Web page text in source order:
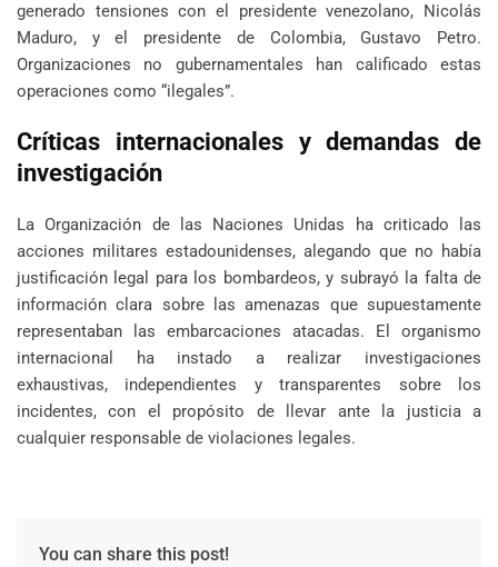
generado tensiones con el presidente venezolano, Nicolás
Maduro, y el presidente de Colombia, Gustavo Petro.
Organizaciones no gubernamentales han calificado estas
operaciones como “ilegales”.
Críticas internacionales y demandas de
investigación
La Organización de las Naciones Unidas ha criticado las
acciones militares estadounidenses, alegando que no había
justificación legal para los bombardeos, y subrayó la falta de
información clara sobre las amenazas que supuestamente
representaban las embarcaciones atacadas. El organismo
internacional ha instado a realizar investigaciones
exhaustivas, independientes y transparentes sobre los
incidentes, con el propósito de llevar ante la justicia a
cualquier responsable de violaciones legales.
You can share this post!